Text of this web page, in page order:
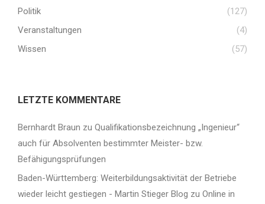
Politik
(127)
Veranstaltungen
(4)
Wissen
(57)
LETZTE KOMMENTARE
Bernhardt Braun zu Qualifikationsbezeichnung „Ingenieur“
auch für Absolventen bestimmter Meister- bzw.
Befähigungsprüfungen
Baden-Württemberg: Weiterbildungsaktivität der Betriebe
wieder leicht gestiegen - Martin Stieger Blog zu Online in